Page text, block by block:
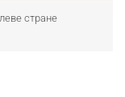
стране